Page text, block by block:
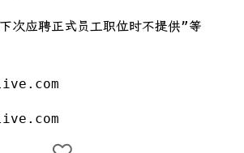
次应聘正式员工职位时不提供”等